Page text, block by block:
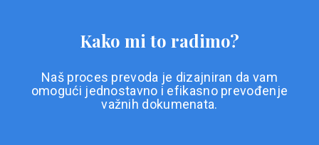
Kako mi to radimo?
Naš proces prevoda je dizajniran da vam
omogući jednostavno i efikasno prevođenje
važnih dokumenata.